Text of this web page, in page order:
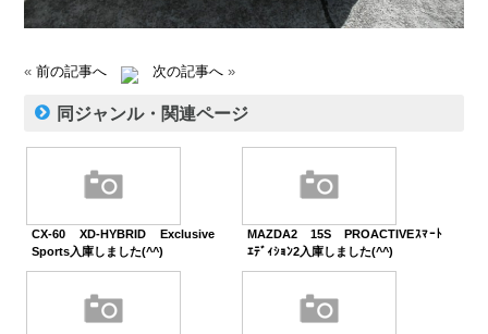
«前の記事へ 次の記事へ »
同ジャンル・関連ページ
CX-60 XD-HYBRID Exclusive
Sports入庫しました(^^)
MAZDA2 15S PROACTIVEｽﾏｰﾄ
ｴﾃﾞｨｼｮﾝ2入庫しました(^^)